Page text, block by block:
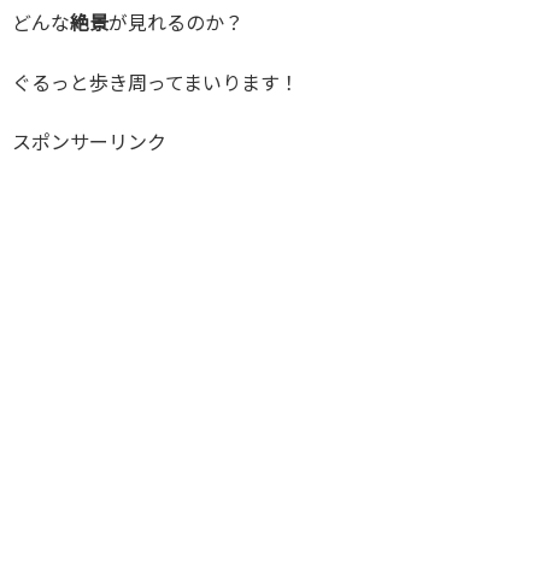
どんな絶景が見れるのか？
ぐるっと歩き周ってまいります！
スポンサーリンク